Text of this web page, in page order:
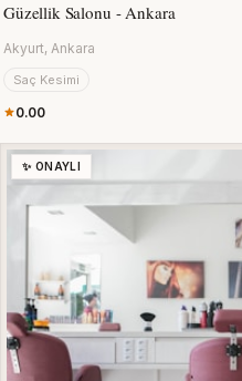
Güzellik Salonu - Ankara
Akyurt, Ankara
Saç Kesimi
0.00
✨ ONAYLI